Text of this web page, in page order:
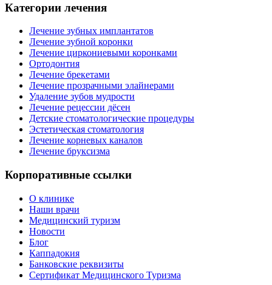
Категории лечения
Лечение зубных имплантатов
Лечение зубной коронки
Лечение циркониевыми коронками
Ортодонтия
Лечение брекетами
Лечение прозрачными элайнерами
Удаление зубов мудрости
Лечение рецессии дёсен
Детские стоматологические процедуры
Эстетическая стоматология
Лечение корневых каналов
Лечение бруксизма
Корпоративные ссылки
О клинике
Наши врачи
Медицинский туризм
Новости
Блог
Каппадокия
Банковские реквизиты
Сертификат Медицинского Туризма